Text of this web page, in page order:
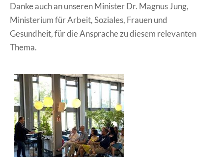
Danke auch an unseren Minister Dr. Magnus Jung,
Ministerium für Arbeit, Soziales, Frauen und
Gesundheit, für die Ansprache zu diesem relevanten
Thema.